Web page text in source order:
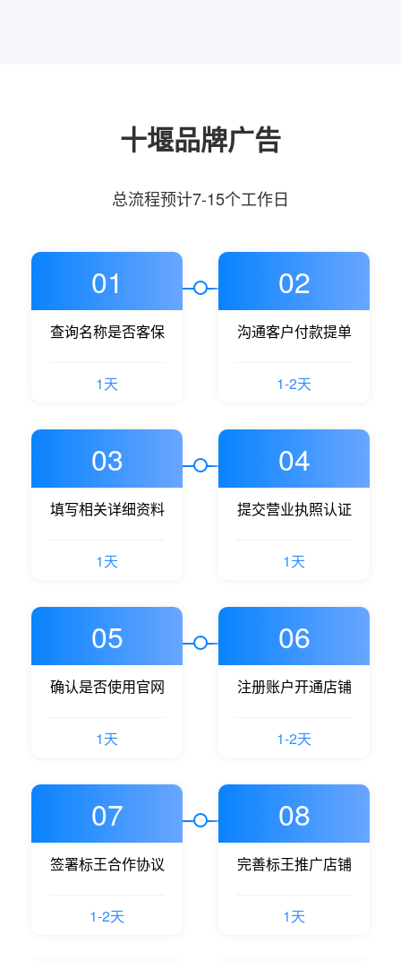
十堰品牌广告
总流程预计7-15个工作日
01
查询名称是否客保
1天
02
沟通客户付款提单
1-2天
03
填写相关详细资料
1天
04
提交营业执照认证
1天
05
确认是否使用官网
1天
06
注册账户开通店铺
1-2天
07
签署标王合作协议
1-2天
08
完善标王推广店铺
1天